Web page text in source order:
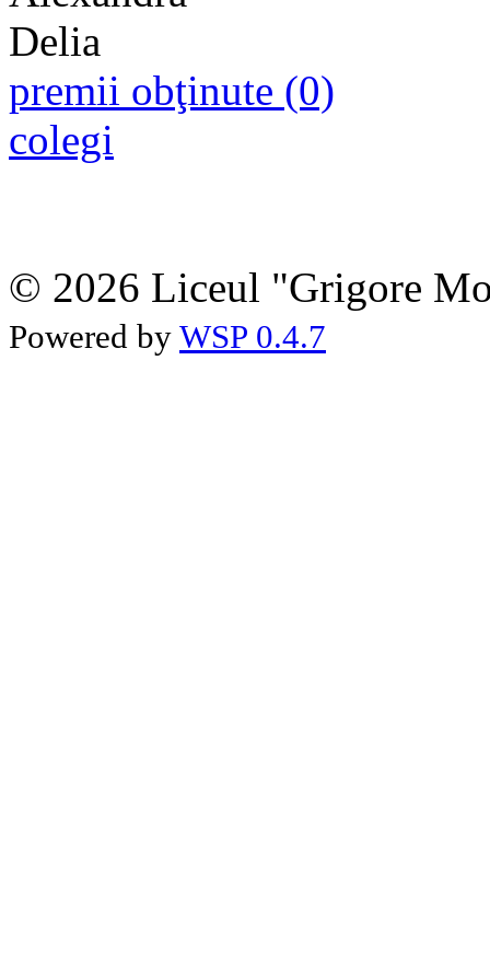
premii obţinute (0)
colegi
© 2026 Liceul "Grigore
Powered by WSP 0.4.7